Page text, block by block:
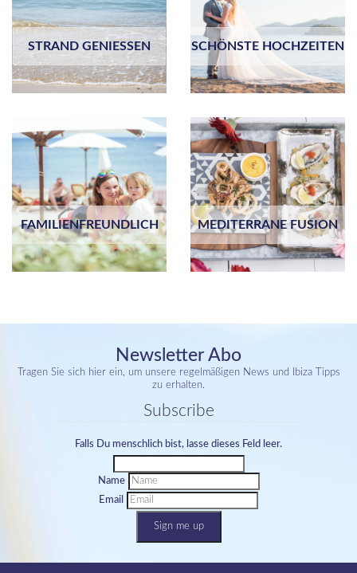
STRAND GENIESSEN SCHÖNSTE HOCHZEITEN
FAMILIENFREUNDLICH MEDITERRANE FUSION
Newsletter Abo
Tragen Sie sich hier ein, um unsere regelmäßigen News und Ibiza Tipps
zu erhalten.
Subscribe
Falls Du menschlich bist, lasse dieses Feld leer.
Name
Email
Sign me up